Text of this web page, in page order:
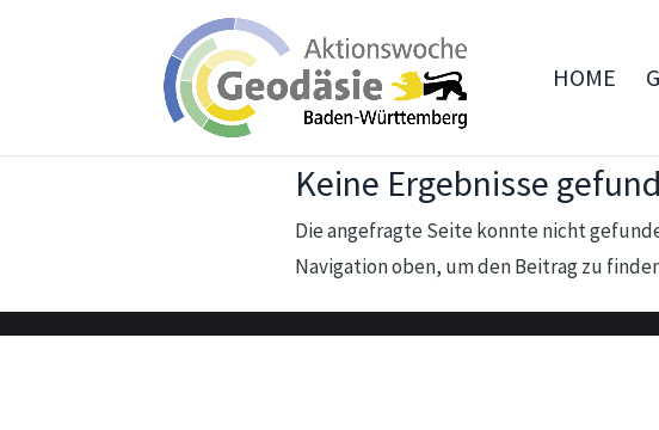
HOME
Keine Ergebnisse
Die angefragte Seite konnte nicht
Navigation oben, um den Beitrag zu